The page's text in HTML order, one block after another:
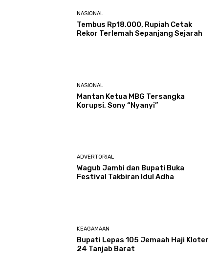
NASIONAL
Tembus Rp18.000, Rupiah Cetak
Rekor Terlemah Sepanjang Sejarah
NASIONAL
Mantan Ketua MBG Tersangka
Korupsi, Sony “Nyanyi”
ADVERTORIAL
Wagub Jambi dan Bupati Buka
Festival Takbiran Idul Adha
KEAGAMAAN
Bupati Lepas 105 Jemaah Haji Kloter
24 Tanjab Barat